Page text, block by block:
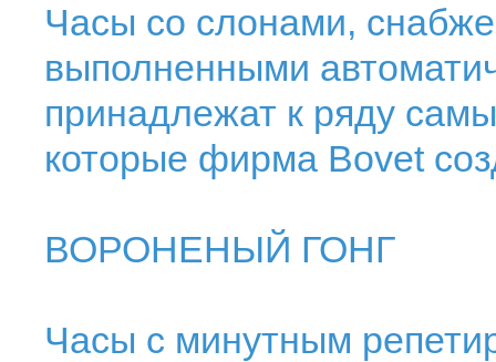
Часы со слонами,
выполненными
принадлежат к ряду
которые фирма Bovet
ВОРОНЕНЫЙ ГОНГ
Часы с минутным